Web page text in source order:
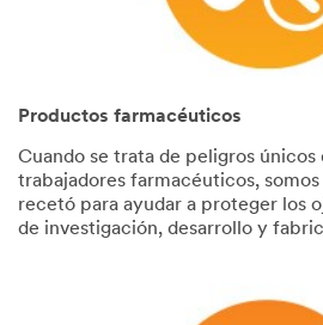
Productos farmacéuticos
Cuando se trata de peligros
trabajadores farmacéuticos,
recetó para ayudar a proteger los
de investigación, desarrollo y